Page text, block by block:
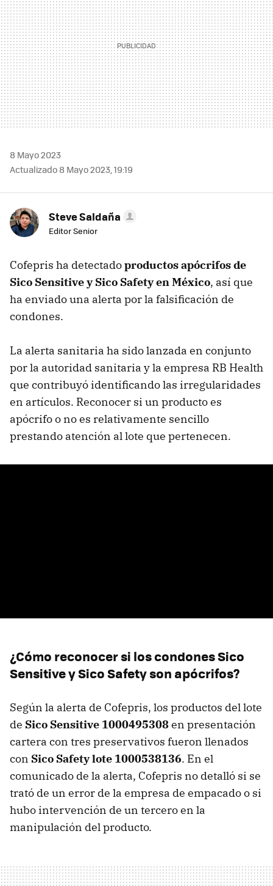
8 Mayo 2023
Actualizado 8 Mayo 2023, 19:19
Steve Saldaña
Editor Senior
Cofepris ha detectadoproductos apócrifos de
Sico Sensitive y Sico Safety en México, así que
ha enviado una alerta por la falsificación de
condones.
La alerta sanitaria ha sido lanzada en conjunto
por la autoridad sanitaria y la empresa RB Health
que contribuyó identificando las irregularidades
en artículos. Reconocer si un producto es
apócrifo o no es relativamente sencillo
prestando atención al lote que pertenecen.
¿Cómo reconocer si los condones Sico
Sensitive y Sico Safety son apócrifos?
Según la alerta de Cofepris, los productos del lote
de Sico Sensitive 1000495308en presentación
cartera con tres preservativos fueron llenados
con Sico Safety lote 1000538136. En el
comunicado de la alerta, Cofepris no detalló si se
trató de un error de la empresa de empacado o si
hubo intervención de un tercero en la
manipulación del producto.